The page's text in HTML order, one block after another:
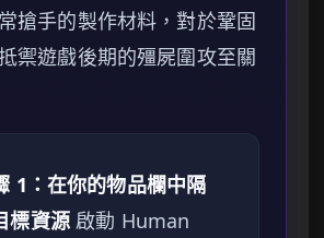
搶手的製作材料，對於鞏固
禦遊戲後期的殭屍圍攻至關
1：在你的物品欄中隔
標資源啟動 Human